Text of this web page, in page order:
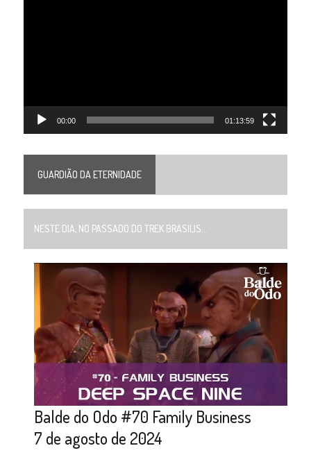
00:00 01:13:59
GUARDIÃO DA ETERNIDADE
NESTE DIA, NO PASSADO DO TREK BRASILIS...
Balde do Odo #70 Family Business
7 de agosto de 2024